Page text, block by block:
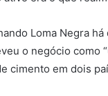
Loma Negra
o negócio como
cimento em dois